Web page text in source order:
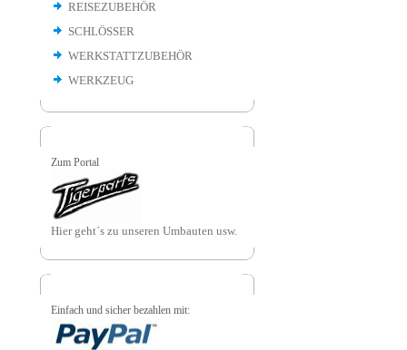
REISEZUBEHÖR
SCHLÖSSER
WERKSTATTZUBEHÖR
WERKZEUG
Zum Portal
Hier geht´s zu unseren Umbauten usw.
Einfach und sicher bezahlen mit: